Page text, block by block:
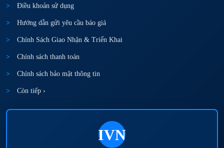
Điều khoản sử dụng
Hướng dẫn gửi yêu cầu báo giá
Chính Sách Giao Nhận & Triển Khai
Chính sách thanh toán
Chính sách bảo mật thông tin
Còn tiếp ›
IVN